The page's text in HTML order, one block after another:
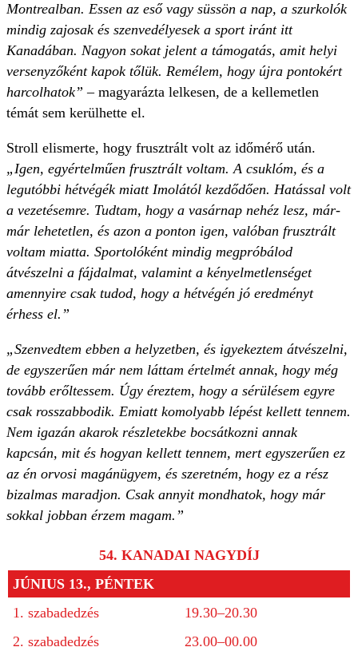
Montrealban. Essen az eső vagy süssön a nap, a szurkolók
mindig zajosak és szenvedélyesek a sport iránt itt
Kanadában. Nagyon sokat jelent a támogatás, amit helyi
versenyzőként kapok tőlük. Remélem, hogy újra pontokért
harcolhatok” – magyarázta lelkesen, de a kellemetlen
témát sem kerülhette el.
Stroll elismerte, hogy frusztrált volt az időmérő után.
„Igen, egyértelműen frusztrált voltam. A csuklóm, és a
legutóbbi hétvégék miatt Imolától kezdődően. Hatással volt
a vezetésemre. Tudtam, hogy a vasárnap nehéz lesz, már-
már lehetetlen, és azon a ponton igen, valóban frusztrált
voltam miatta. Sportolóként mindig megpróbálod
átvészelni a fájdalmat, valamint a kényelmetlenséget
amennyire csak tudod, hogy a hétvégén jó eredményt
érhess el.”
„Szenvedtem ebben a helyzetben, és igyekeztem átvészelni,
de egyszerűen már nem láttam értelmét annak, hogy még
tovább erőltessem. Úgy éreztem, hogy a sérülésem egyre
csak rosszabbodik. Emiatt komolyabb lépést kellett tennem.
Nem igazán akarok részletekbe bocsátkozni annak
kapcsán, mit és hogyan kellett tennem, mert egyszerűen ez
az én orvosi magánügyem, és szeretném, hogy ez a rész
bizalmas maradjon. Csak annyit mondhatok, hogy már
sokkal jobban érzem magam.”
54. KANADAI NAGYDÍJ
JÚNIUS 13., PÉNTEK
1. szabadedzés
19.30–20.30
2. szabadedzés
23.00–00.00